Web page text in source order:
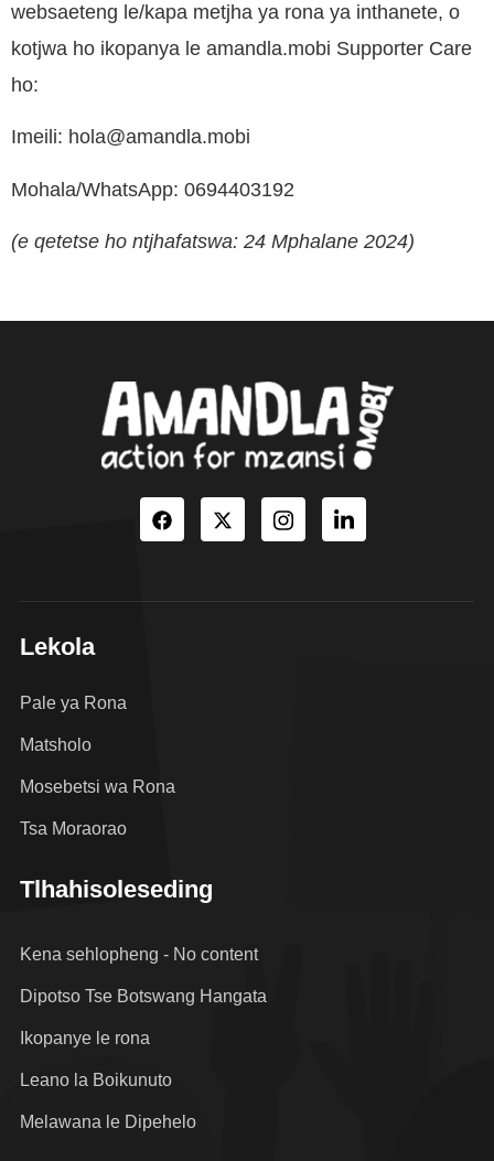
websaeteng le/kapa metjha ya rona ya inthanete, o
kotjwa ho ikopanya le amandla.mobi Supporter Care
ho:
Imeili: hola@amandla.mobi
Mohala/WhatsApp: 0694403192
(e qetetse ho ntjhafatswa: 24 Mphalane 2024)
Lekola
Pale ya Rona
Matsholo
Mosebetsi wa Rona
Tsa Moraorao
Tlhahisoleseding
Kena sehlopheng - No content
Dipotso Tse Botswang Hangata
Ikopanye le rona
Leano la Boikunuto
Melawana le Dipehelo